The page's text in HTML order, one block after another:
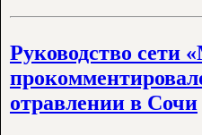
Руководство сети
отравлении в Сочи